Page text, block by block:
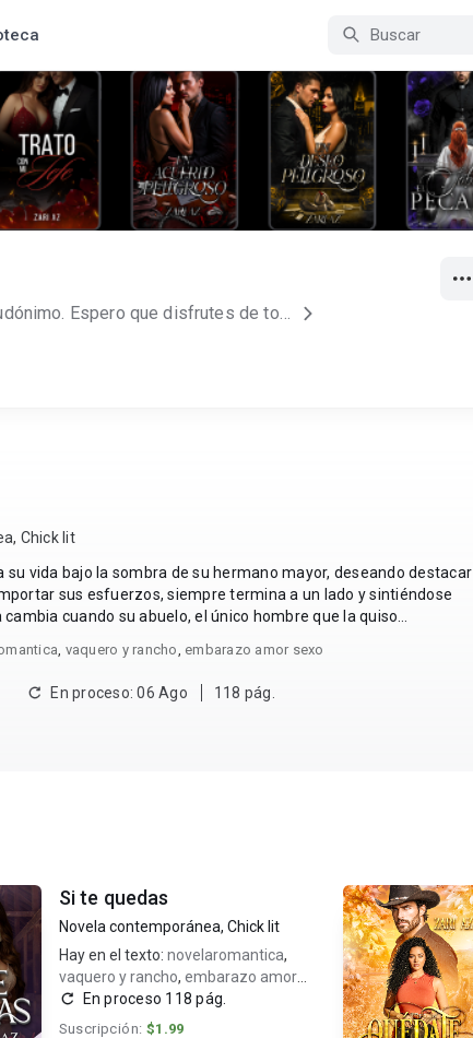
Hola, soy Paola Arias y este es mi nuevo seudónimo. Espero que disfrutes de todas mis historias. ¡Te deseo una lectura apoteósica! Instagram: zari.az29 o pao.arias96
, Chick lit
su vida bajo la sombra de su hermano mayor, deseando destacar
sus esfuerzos, siempre termina a un lado y sintiéndose
cuando su abuelo, el único hombre que la quiso
, vaquero y rancho, embarazo amor sexo
En proceso: 06 Ago 118 pág.
Si te quedas
Novela contemporánea, Chick lit
Hay en el texto: novelaromantica,
vaquero y rancho, embarazo amor
sexo
En proceso 118 pág.
Suscripción: $1.99